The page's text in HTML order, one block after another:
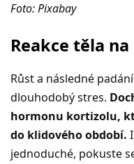
Foto: Pixabay
Reakce těla
Růst a následné
dlouhodobý stres.
hormonu kortizolu,
do klidového období.
jednoduché, pokuste